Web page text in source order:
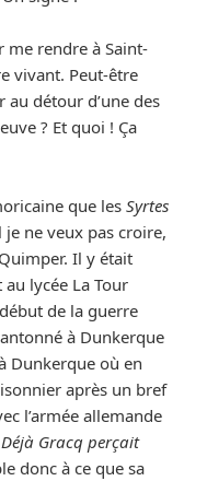
me rendre à Saint-
vivant. Peut-être
au détour d’une des
? Et quoi ! Ça
que lesSyrtes
ne veux pas croire,
Il y était
lycée La Tour
de la guerre
à Dunkerque
Dunkerque où en
après un bref
l’armée allemande
Déjà Gracq perçait
donc à ce que sa